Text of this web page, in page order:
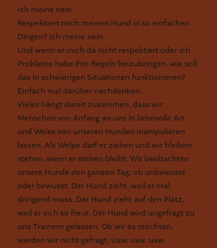
Ich meine nein.
Respektiert mich meinen Hund in so einfachen
Dingen? Ich meine nein.
Und wenn er mich da nicht respektiert oder ich
Probleme habe ihm Regeln beizubringen, wie soll
das in schwierigen Situationen funktionieren?
Einfach mal darüber nachdenken.
Vieles hängt damit zusammen, dass wir
Menschen von Anfang an uns in liebevolle Art
und Weise von unseren Hunden manipulieren
lassen. Als Welpe darf er ziehen und wir bleiben
stehen, wenn er stehen bleibt. Wir beobachten
unsere Hunde den ganzen Tag, ob unbewusst
oder bewusst. Der Hund zieht, weil er mal
dringend muss. Der Hund zieht auf den Platz,
weil er sich so freut. Der Hund wird ungefragt zu
uns Trainern gelassen. Ob wir es möchten,
werden wir nicht gefragt. Usw. usw. usw.